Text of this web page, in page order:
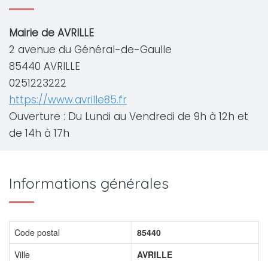
Mairie de AVRILLE
2 avenue du Général-de-Gaulle
85440 AVRILLE
0251223222
https://www.avrille85.fr
Ouverture : Du Lundi au Vendredi de 9h à 12h et
de 14h à 17h
Informations générales
Code postal
85440
Ville
AVRILLE